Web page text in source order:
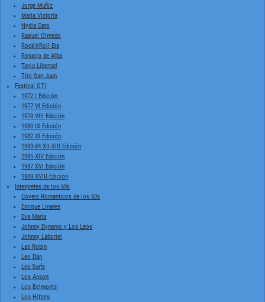
Jorge Muñiz
Maria Victoria
Nydia Caro
Raquel Olmedo
Rock'n'Roll Era
Rosario de Alba
Tania Libertad
Trio San Juan
Festival OTI
1972 I Edición
1977 VI Edición
1979 VIII Edición
1980 IX Edición
1982 XI Edición
1983-84 XII-XIII Edición
1985 XIV Edición
1987 XVI Edición
1989 XVIII Edicion
Interpretes de los 60s
Covers Romanticos de los 60s
Enrique Linares
Eva Maria
Johnny Dynamo y Los Leos
Johnny Laboriel
Las Robin
Leo Dan
Les Surfs
Los Apson
Los Belmonts
Los Hitters